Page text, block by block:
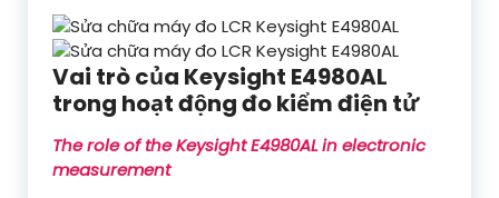
Vai trò của Keysight E4980AL
trong hoạt động đo kiểm điện tử
The role of the Keysight E4980AL in electronic
measurement